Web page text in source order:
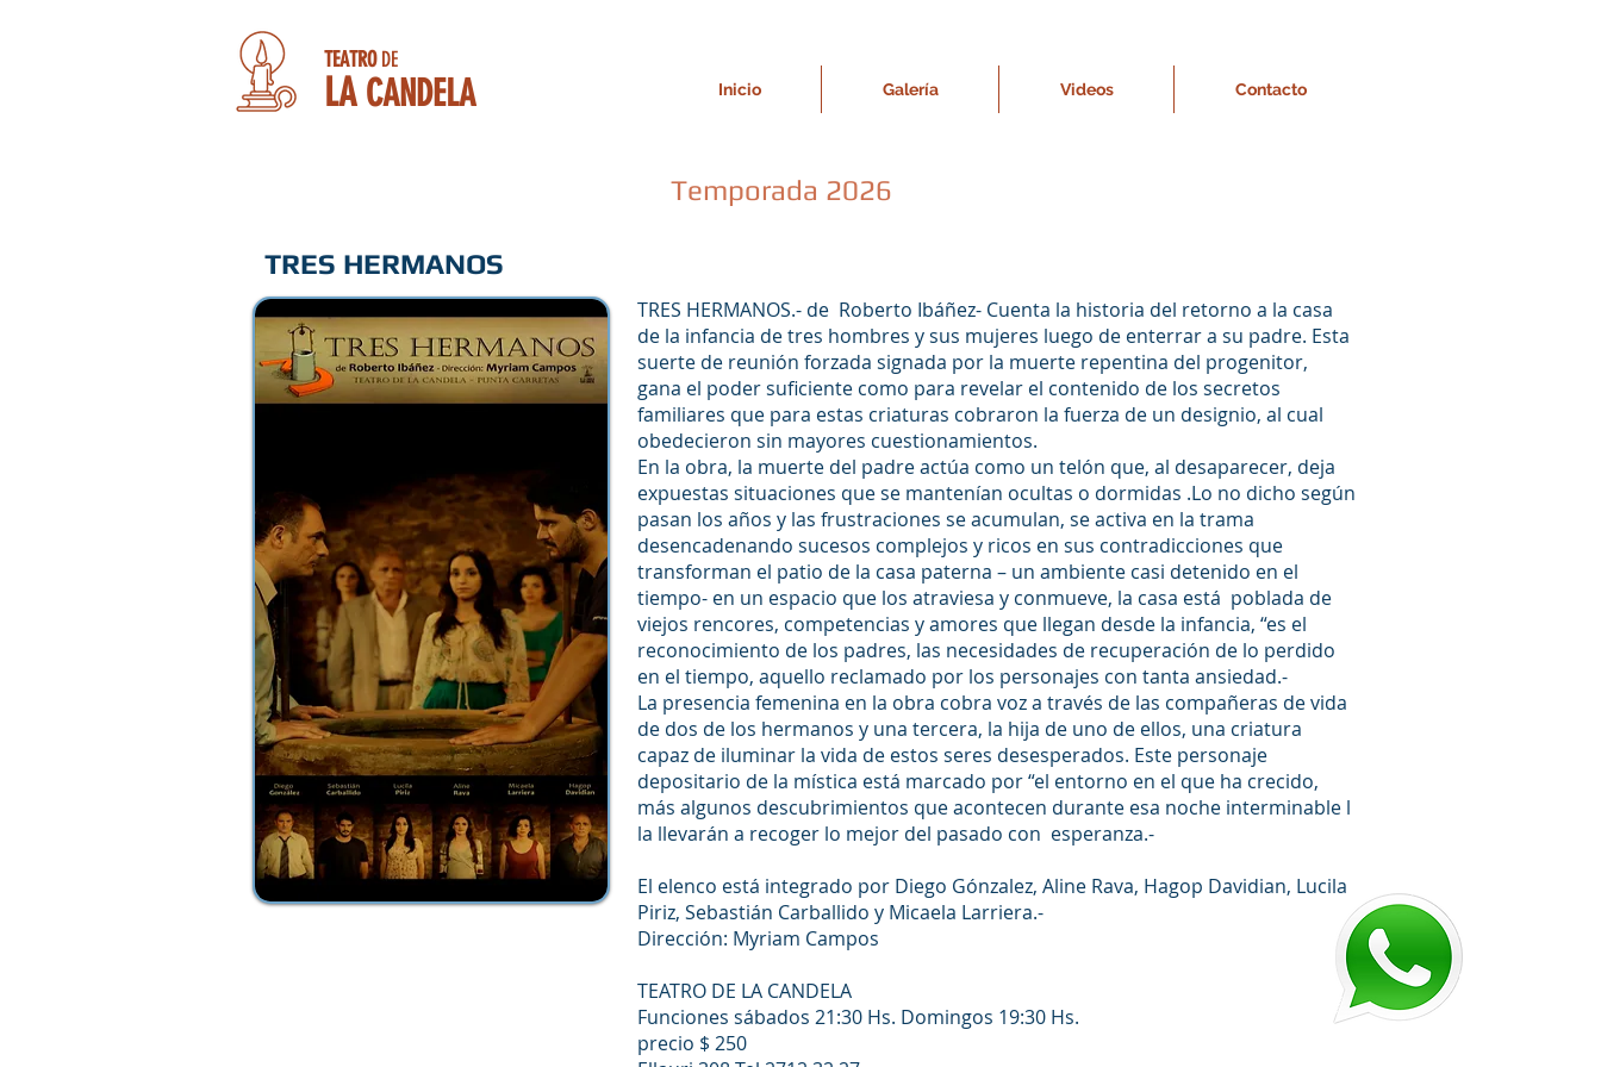
TEATRO DE
LA CANDELA Inicio Galería Videos Contacto
Temporada 2026
TRES HERMANOS
TRES HERMANOS.- de Roberto Ibáñez- Cuenta la historia del retorno a la casa
de la infancia de tres hombres y sus mujeres luego de enterrar a su padre. Esta
suerte de reunión forzada signada por la muerte repentina del progenitor,
gana el poder suficiente como para revelar el contenido de los secretos
familiares que para estas criaturas cobraron la fuerza de un designio, al cual
obedecieron sin mayores cuestionamientos.
En la obra, la muerte del padre actúa como un telón que, al desaparecer, deja
expuestas situaciones que se mantenían ocultas o dormidas .Lo no dicho según
pasan los años y las frustraciones se acumulan, se activa en la trama
desencadenando sucesos complejos y ricos en sus contradicciones que
transforman el patio de la casa paterna – un ambiente casi detenido en el
tiempo- en un espacio que los atraviesa y conmueve, la casa está poblada de
viejos rencores, competencias y amores que llegan desde la infancia, “es el
reconocimiento de los padres, las necesidades de recuperación de lo perdido
en el tiempo, aquello reclamado por los personajes con tanta ansiedad.-
La presencia femenina en la obra cobra voz a través de las compañeras de vida
de dos de los hermanos y una tercera, la hija de uno de ellos, una criatura
capaz de iluminar la vida de estos seres desesperados. Este personaje
depositario de la mística está marcado por “el entorno en el que ha crecido,
más algunos descubrimientos que acontecen durante esa noche interminable l
la llevarán a recoger lo mejor del pasado con esperanza.-
El elenco está integrado por Diego Gónzalez, Aline Rava, Hagop Davidian, Lucila
Piriz, Sebastián Carballido y Micaela Larriera.-
Dirección: Myriam Campos
TEATRO DE LA CANDELA
Funciones sábados 21:30 Hs. Domingos 19:30 Hs.
precio $ 250